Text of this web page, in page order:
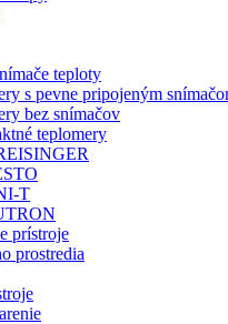
teploty
s pevne pripojeným
bez snímačov
teplomery
T
prístroje
prostredia